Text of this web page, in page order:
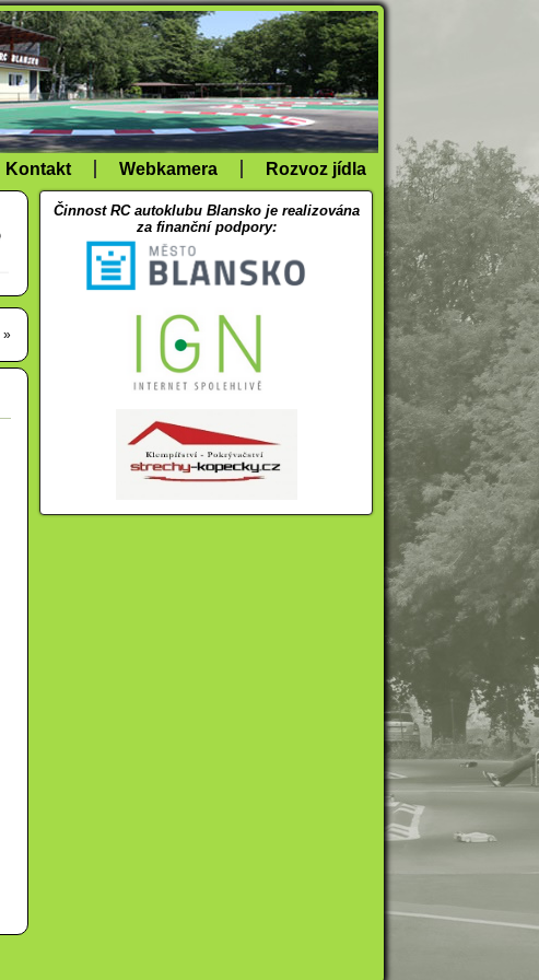
Kontakt Webkamera Rozvoz jídla
»
Činnost RC autoklubu Blansko je realizována
za finanční podpory: